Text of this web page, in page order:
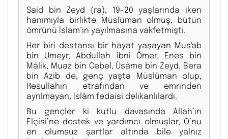
Said bin Zeyd (ra), 19-20 yaşlarında iken
hanımıyla birlikte Müslüman olmuş, bütün
ömrünü İslam’ın yayılmasına vakfetmişti.
Her biri destansı bir hayat yaşayan Mus'ab
bin Umeyr, Abdullah ibni Ömer, Enes bin
Mâlik, Muaz bin Cebel, Üsâme bin Zeyd, Bera
bin Azib de, genç yaşta Müslüman olup,
Resullahın etrafından ve emrinden
ayrılmayan, İslâm fedaisi delikanlılardı.
Bu gençler ki kutlu davasında Allah’ın
Elçisi’ne destek ve yardımcı olmuşlar, O’nu
en olumsuz şartlar altında bile yalnız